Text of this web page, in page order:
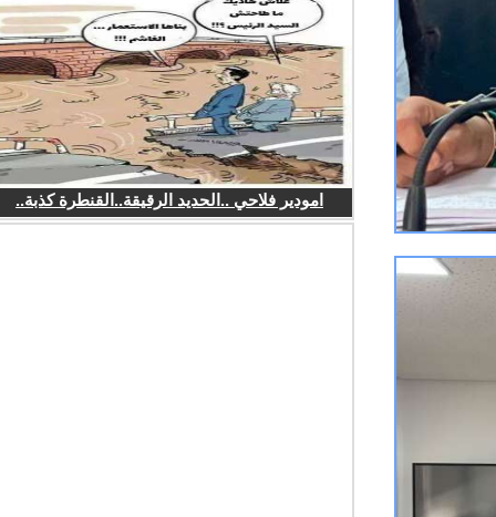
امودير فلاحي ..الحديد الرقيقة..القنطرة كذبة..